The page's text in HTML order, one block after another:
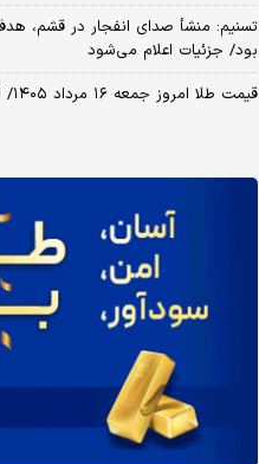
تسنیم: منشأ صدای انفجار در قشم،
بود/ جزئیات اعلام می‌شود
قیمت طلا امروز جمعه ۱۶ مرداد ۱۴۰۵/ افزایش قیمت طلا